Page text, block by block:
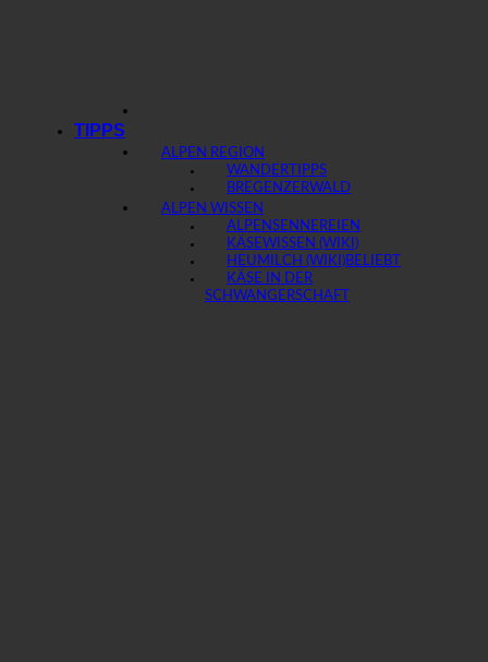
TIPPS
ALPEN REGION
WANDERTIPPS
BREGENZERWALD
ALPEN WISSEN
ALPENSENNEREIEN
KÄSEWISSEN (WIKI)
HEUMILCH (WIKI)
KÄSE IN DER
SCHWANGERSCHAFT